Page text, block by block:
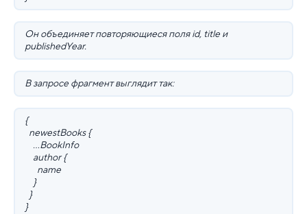
Он объединяет повторяющиеся поля id, title и
publishedYear.
В запросе фрагмент выглядит так:
{
newestBooks {
...BookInfo
author {
name
}
}
}